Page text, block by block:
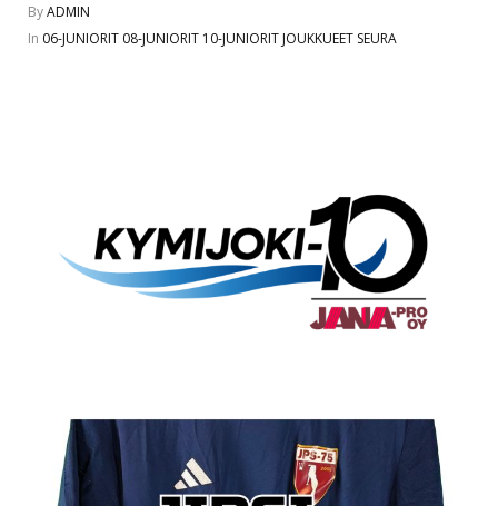
ByADMIN
In 06-JUNIORIT 08-JUNIORIT 10-JUNIORIT JOUKKUEET SEURA